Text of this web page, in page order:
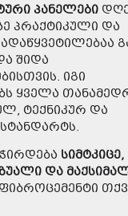
პანელები
პრაქტიკული და
შიდა
იგი
ყველა
ტექნიკურ და
სიმტკიცე,
და
ფიბროცემენტი